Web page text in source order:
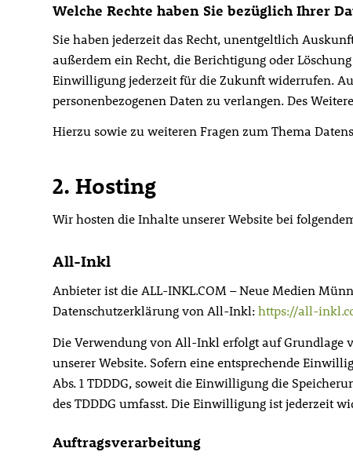
Welche Rechte haben Sie bezüglich Ihrer
Sie haben jederzeit das Recht, unentgeltlich
außerdem ein Recht, die Berichtigung oder
Einwilligung jederzeit für die Zukunft widerrufen.
personenbezogenen Daten zu verlangen. Des
Hierzu sowie zu weiteren Fragen zum Thema
2. Hosting
Wir hosten die Inhalte unserer Website bei
All-Inkl
Anbieter ist die ALL-INKL.COM – Neue Medien
Datenschutzerklärung von All-Inkl:https://all-
Die Verwendung von All-Inkl erfolgt auf Grundlage
unserer Website. Sofern eine entsprechende
Abs. 1 TDDDG, soweit die Einwilligung die
des TDDDG umfasst. Die Einwilligung ist jederzeit
Auftragsverarbeitung